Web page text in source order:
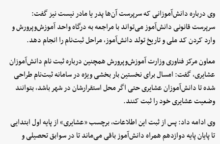
وی درباره دانش‌آموزانی که سرپرست آن‌ها پدر یا مادر نیست نیز گفت:
سرپرست قانونی دانش‌آموز می‌تواند با مراجعه به درگاه واحد آموزش‌وپرورش و
وارد کردن کد ملی و تاریخ تولد دانش‌آموز، مراحل ثبت‌نام را انجام دهد.
معاون مرکز فناوری وزارت آموزش‌وپرورش همچنین درباره ثبت نام دانش‌آموزان
عشایری، گفت: امسال برای نخستین‌ بار بخشی ویژه در سامانه ثبت‌نام طراحی
شده تا دانش‌آموزان عشایری حتی اگر محل استقرارشان در شهر باشد، بتوانند
وضعیت عشایری خود را ثبت کنند.
وی ادامه داد: پس از ثبت این اطلاعات، برچسب «عشایری» از پایه اول ابتدایی
تا پایان پایه دوازدهم همراه دانش‌آموز باقی می‌ماند تا در سوابق تحصیلی و